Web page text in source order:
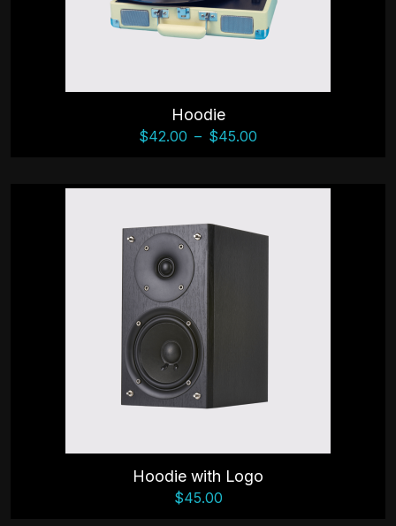
Hoodie
$42.00 – $45.00
Hoodie with Logo
$45.00